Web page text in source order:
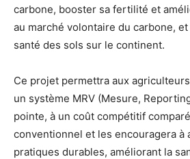
carbone, booster sa fertilité et
au marché volontaire du carbone,
santé des sols sur le continent.
Ce projet permettra aux
un système MRV (Mesure,
pointe, à un coût compétitif
conventionnel et les encouragera à
pratiques durables, améliorant la